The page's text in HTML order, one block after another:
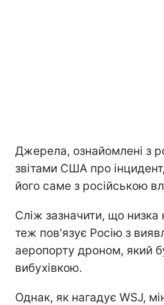
Джерела, ознайомлені з
звітами США про
його саме з російською
Сліж зазначити, що низка
теж пов'язує Росію з
аеропорту дроном, який
вибухівкою.
Однак, як нагадує WSJ,